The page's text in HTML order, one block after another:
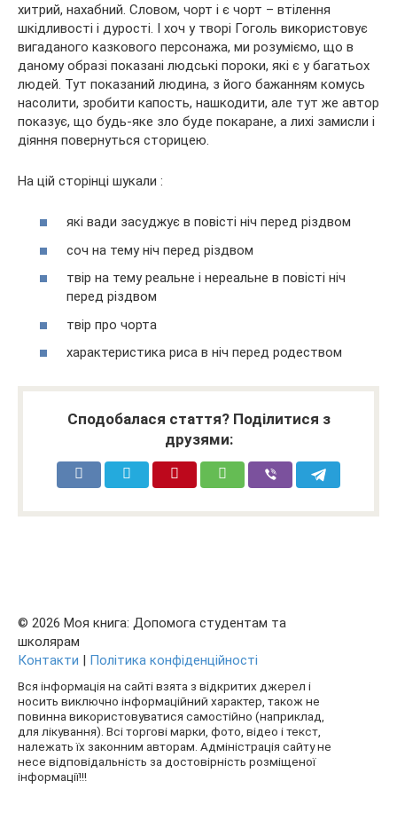
хитрий, нахабний. Словом, чорт і є чорт – втілення
шкідливості і дурості. І хоч у творі Гоголь використовує
вигаданого казкового персонажа, ми розуміємо, що в
даному образі показані людські пороки, які є у багатьох
людей. Тут показаний людина, з його бажанням комусь
насолити, зробити капость, нашкодити, але тут же автор
показує, що будь-яке зло буде покаране, а лихі замисли і
діяння повернуться сторицею.
На цій сторінці шукали :
які вади засуджує в повісті ніч перед різдвом
соч на тему ніч перед різдвом
твір на тему реальне і нереальне в повісті ніч
перед різдвом
твір про чорта
характеристика риса в ніч перед родеством
Сподобалася стаття? Поділитися з
друзями:
© 2026 Моя книга: Допомога студентам та
школярам
Контакти
Політика конфіденційності
Вся інформація на сайті взята з відкритих джерел і
носить виключно інформаційний характер, також не
повинна використовуватися самостійно (наприклад,
для лікування). Всі торгові марки, фото, відео і текст,
належать їх законним авторам. Адміністрація сайту не
несе відповідальність за достовірність розміщеної
інформації!!!